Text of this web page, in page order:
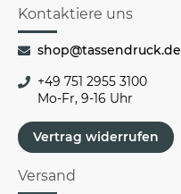
Kontaktiere uns
shop@tassendruck.de
+49 751 2955 3100
Mo-Fr, 9-16 Uhr
Vertrag widerrufen
Versand